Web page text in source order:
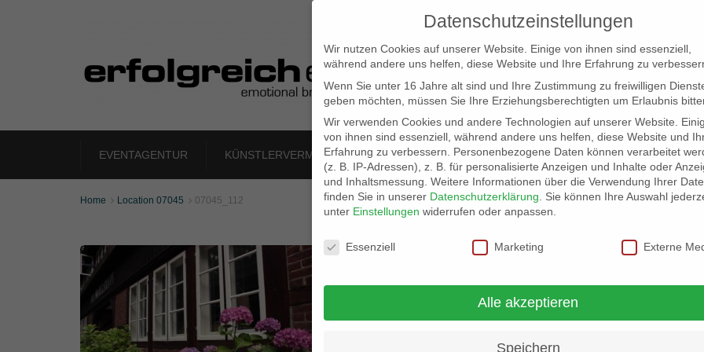
EVENTAGENTUR KÜNSTLERVERMITTLUNG LOCATION SCOUT ELB-LOCATION: PANORAMA
Home  Location 07045  07045_112
Datenschutzeinstellungen
Wir nutzen Cookies auf unserer Website. Einige von ihnen sind essenziell,
während andere uns helfen, diese Website und Ihre Erfahrung zu
Wenn Sie unter 16 Jahre alt sind und Ihre Zustimmung zu freiwilligen
geben möchten, müssen Sie Ihre Erziehungsberechtigten um Erlaubnis
Wir verwenden Cookies und andere Technologien auf unserer Website.
von ihnen sind essenziell, während andere uns helfen, diese Website und
Erfahrung zu verbessern.
Personenbezogene Daten können verarbeitet
(z. B. IP-Adressen), z. B. für personalisierte Anzeigen und Inhalte oder
und Inhaltsmessung. Weitere Informationen über die Verwendung Ihrer
finden Sie in unserer Datenschutzerklärung
Sie können Ihre Auswahl
unter Einstellungen widerrufen oder anpassen.
Datenschutzeinstellungen
Essenziell Marketing Externe
Alle akzeptieren
Speichern